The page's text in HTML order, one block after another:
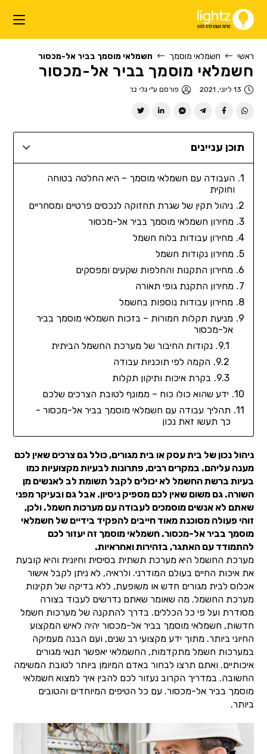
ראשי חשמלאי מוסמך חשמלאי מוסמך בביר אל-מכסור
חשמלאי מוסמך בביר אל-מכסור
13 ליוני, 2021 פורסם ע"יגלי בר
תוכן עניינים
העבודה עם חשמלאי מוסמך – היא החלטה בטוחה
וחוקית
ניהול תקין של שגרת תחזוקה לנכסים פרטיים ומסחריים
מחירון חשמלאי מוסמך בביר אל-מכסור
מחירון עבודות בלוח חשמל
מחירון נקודות חשמל
מחירון התקנות והחלפות שקעים ומפסקים
מחירון התקנת גופי תאורה
מחירון עבודות נוספות בחשמל
מניעת תקלות חמורות – בזכות חשמלאי מוסמך בביר
אל-מכסור
נקודות החיבור של מערכת החשמל הביתית
הקמה לפי תוכניות עבודה
בקרת איכות ותיקון תקלות
ידע שהוא כולו כוח – ממונף לטובת הצרכים שלכם
תהליך עבודה עם חשמלאי מוסמך בביר אל-מכסור -
כך תעשו זאת נכון
ניהול נכון של בית עסק או בית מגורים, כולל גם צרכים שאין לכם
מענה עליהם. במקרים רבים, פתרונות לבעיות מקצועיות כמו
בעיות ברשת החשמל לא יכולים לקבל תשומת לב לאנשים מן
השורה. גם משום שאין לכם מספיק ניסיון. אבל גם ובעיקר מפני
שאתם לא אנשים מוסמכים לעבודה עם מערכות חשמל. ולכן,
זוהי פעולה מסוכנת מאוד חייבים להפקיד בידיים של חשמלאי
מוסמך בביר אל-מכסור. חשמלאי מוסמך זה יעזור לכם
להתמודד עם האתגר, בזהירות ואחראיות.
מערכת החשמל היא מערכת תשתית בסיסית וחיונית והיא קובעת
את איכות החיים בעולם המודרני. ולראיה, לא ניתן לקבל אישור
אכלוס לבית מגורים חדש או משופעת, ללא בדיקה של תקינות
מערכת החשמל. מה שאומר שאתם נדרשים לעבוד בצורה
מסודרת ועל פי כל הכללים. בדרך להתקנה של מערכות חשמל
חדשות, חשמלאי מוסמך בביר אל-מכסור יהיה לאיש המקצוע
החיוני ביותר. מתוך ידע מקצועי רב שנים, ועם הבנה מעמיקה
במערכות חשמל מתקדמות, החשמלאי יאפשר תנאי מגורים
איכותיים. ואתם תרצו לבחור באדם המיומן ביותר לטובת המשימה
החשובה. במדריך הקרוב נעזור לכם להבין איך למצוא חשמלאי
מוסמך בביר אל-מכסור. עם כל הטיפים המיוחדים והטובים
ביותר.